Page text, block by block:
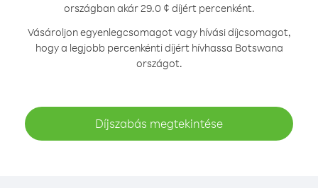
országban akár 29.0 ¢ díjért percenként.
Vásároljon egyenlegcsomagot vagy hívási díjcsomagot,
hogy a legjobb percenkénti díjért hívhassa Botswana
országot.
Díjszabás megtekintése